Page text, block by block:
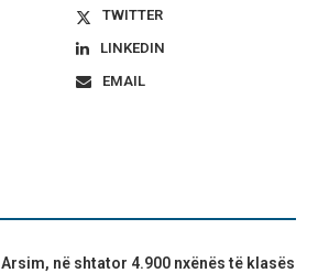
TWITTER
LINKEDIN
EMAIL
Arsim, në shtator 4.900 nxënës të klasës